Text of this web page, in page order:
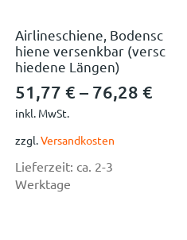
Airlineschiene, Bodensc
hiene versenkbar (versc
hiedene Längen)
51,77€ – 76,28€
inkl. MwSt.
zzgl.Versandkosten
Lieferzeit: ca. 2-3
Werktage